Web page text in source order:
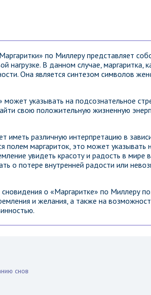
по Миллеру представляет
нагрузке. В данном случае,
Она является синтезом символов
указывать на подсознательное
свою положительную жизненную
иметь различную интерпретацию в
полем маргариток, это может указывать
увидеть красоту и радость в мире
о потере внутренней радости или
о «Маргаритке» по Миллеру
и желания, а также на
снов